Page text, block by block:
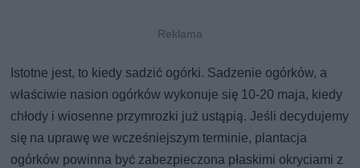
Istotne jest, to kiedy sadzić ogórki. Sadzenie ogórków, a
właściwie nasion ogórków wykonuje się 10-20 maja, kiedy
chłody i wiosenne przymrozki już ustąpią. Jeśli decydujemy
się na uprawę we wcześniejszym terminie, plantacja
ogórków powinna być zabezpieczona płaskimi okryciami z